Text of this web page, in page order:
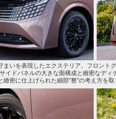
まいを表現したエクステリア。フロント
イドパネルの大きな面構成と緻密なデ
緻密に仕上げられた細部”整”の考え方を